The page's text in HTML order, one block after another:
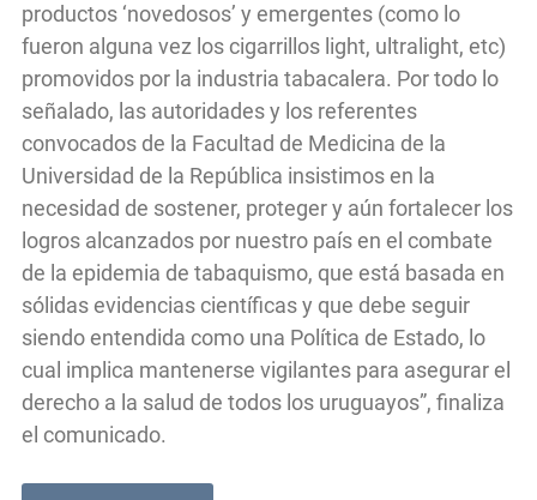
productos ‘novedosos’ y emergentes (como lo
fueron alguna vez los cigarrillos light, ultralight, etc)
promovidos por la industria tabacalera. Por todo lo
señalado, las autoridades y los referentes
convocados de la Facultad de Medicina de la
Universidad de la República insistimos en la
necesidad de sostener, proteger y aún fortalecer los
logros alcanzados por nuestro país en el combate
de la epidemia de tabaquismo, que está basada en
sólidas evidencias científicas y que debe seguir
siendo entendida como una Política de Estado, lo
cual implica mantenerse vigilantes para asegurar el
derecho a la salud de todos los uruguayos”, finaliza
el comunicado.